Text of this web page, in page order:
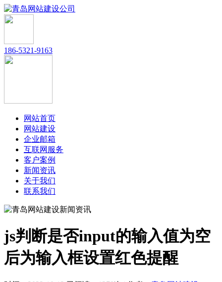
186-5321-9163
网站首页
网站建设
企业邮箱
互联网服务
客户案例
新闻资讯
关于我们
联系我们
js判断是否input的输入值为空
后为输入框设置红色提醒